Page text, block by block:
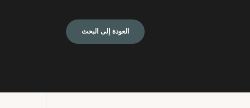
العودة إلى البحث